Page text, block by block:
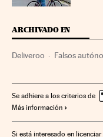
ARCHIVADO EN
Deliveroo Falsos
Explotación laboral
Empresas Turismo
Se adhiere a los criterios de
Más información
Si está interesado en